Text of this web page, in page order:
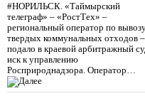
#НОРИЛЬСК. «Таймырский
телеграф» – «РостТех» –
региональный оператор по
твердых коммунальных отходов –
подало в краевой арбитражный
иск к управлению
Росприроднадзора. Оператор…